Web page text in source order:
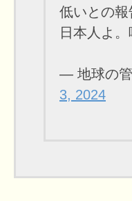
低いとの
日本人よ
— 地球の管
3, 2024